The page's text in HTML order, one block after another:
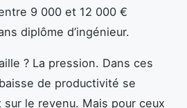
9 000 et 12 000 €
diplôme d’ingénieur.
? La pression. Dans ces
de productivité se
le revenu. Mais pour ceux